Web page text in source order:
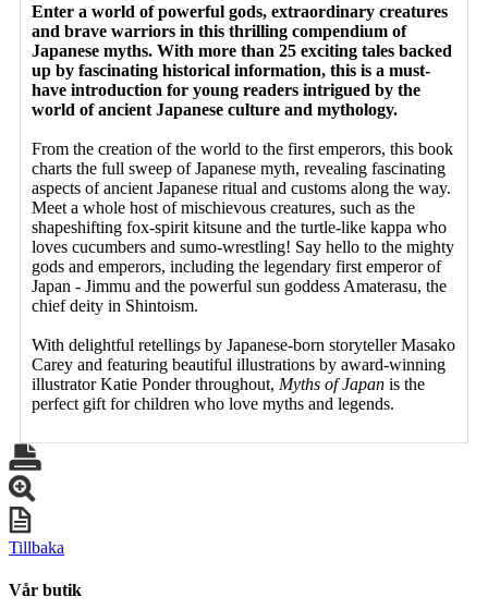
Enter a world of powerful gods, extraordinary creatures
and brave warriors in this thrilling compendium of
Japanese myths. With more than 25 exciting tales backed
up by fascinating historical information, this is a must-
have introduction for young readers intrigued by the
world of ancient Japanese culture and mythology.
From the creation of the world to the first emperors, this book
charts the full sweep of Japanese myth, revealing fascinating
aspects of ancient Japanese ritual and customs along the way.
Meet a whole host of mischievous creatures, such as the
shapeshifting fox-spirit kitsune and the turtle-like kappa who
loves cucumbers and sumo-wrestling! Say hello to the mighty
gods and emperors, including the legendary first emperor of
Japan - Jimmu and the powerful sun goddess Amaterasu, the
chief deity in Shintoism.
With delightful retellings by Japanese-born storyteller Masako
Carey and featuring beautiful illustrations by award-winning
illustrator Katie Ponder throughout, Myths of Japan is the
perfect gift for children who love myths and legends.
Tillbaka
Vår butik